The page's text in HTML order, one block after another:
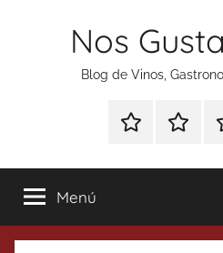
Nos
Blog de Vinos,
Especial
Tonics
Menú